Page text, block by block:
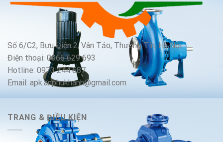
Số 6/C2, Bưu Điện 2, Vân Tảo, Thường Tín, Hà Nội
Điện thoại: 0966 629 693
Hotline: 0973 244 687
Email: apk.anphukhanh@gmail.com
TRANG & ĐIỀU KIỆN